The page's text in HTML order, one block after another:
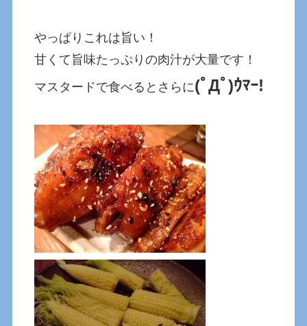
やっぱりこれは旨い！
甘くて旨味たっぷりの肉汁が大量です！
マスタードで食べるとさらに(ﾟДﾟ)ｳﾏｰ!